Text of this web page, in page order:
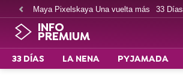
Maya Pixelskaya Una vuelta más 33 Días
INFO
PREMIUM
33 DÍAS LA NENA PYJAMADA